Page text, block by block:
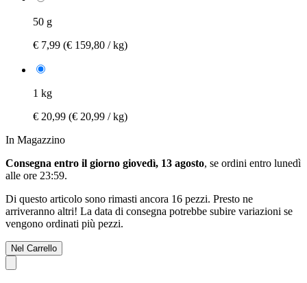
50 g
€ 7,99 (€ 159,80 / kg)
1 kg
€ 20,99 (€ 20,99 / kg)
In Magazzino
Consegna entro il giorno giovedì, 13 agosto, se ordini entro lunedì
alle ore 23:59.
Di questo articolo sono rimasti ancora 16 pezzi. Presto ne
arriveranno altri! La data di consegna potrebbe subire variazioni se
vengono ordinati più pezzi.
Nel Carrello